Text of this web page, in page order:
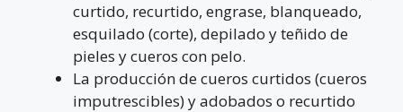
curtido, recurtido, engrase, blanqueado,
esquilado (corte), depilado y teñido de
pieles y cueros con pelo.
La producción de cueros curtidos (cueros
imputrescibles) y adobados o recurtido